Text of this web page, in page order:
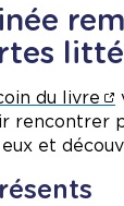
du livre
rencontrer
et